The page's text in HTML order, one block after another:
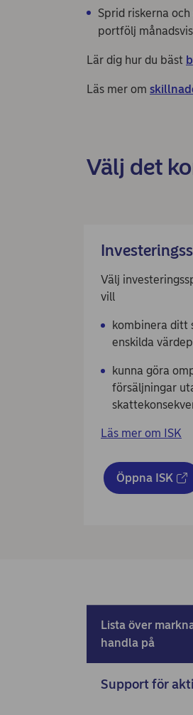
Sprid riskerna
portfölj
Lär dig hur du bäst
Läs mer om
Välj det
Välj
vill
kombinera ditt
enskilda
kunna göra
försäljningar
Läs mer om ISK
Öppna ISK
Lista över
handla på
Support för